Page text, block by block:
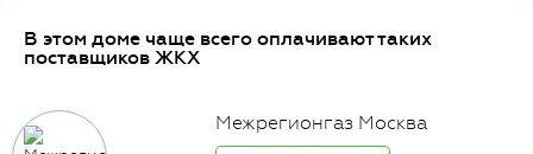
В этом доме чаще всего оплачивают таких
поставщиков ЖКХ
Межрегионгаз Москва